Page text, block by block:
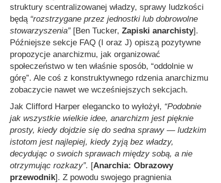
struktury scentralizowanej władzy, sprawy ludzkości
będą “rozstrzygane przez jednostki lub dobrowolne
stowarzyszenia”[Ben Tucker, Zapiski anarchisty].
Późniejsze sekcje FAQ (I oraz J) opiszą pozytywne
propozycje anarchizmu, jak organizować
społeczeństwo w ten właśnie sposób, “oddolnie w
górę”. Ale coś z konstruktywnego rdzenia anarchizmu
zobaczycie nawet we wcześniejszych sekcjach.
Jak Clifford Harper elegancko to wyłożył, “Podobnie
jak wszystkie wielkie idee, anarchizm jest pięknie
prosty, kiedy dojdzie się do sedna sprawy — ludzkim
istotom jest najlepiej, kiedy żyją bez władzy,
decydując o swoich sprawach między sobą, a nie
otrzymując rozkazy”. [Anarchia: Obrazowy
przewodnik]. Z powodu swojego pragnienia